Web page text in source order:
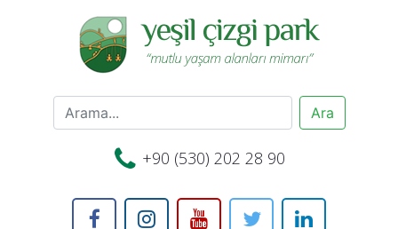
+90 (530) 202 28 90